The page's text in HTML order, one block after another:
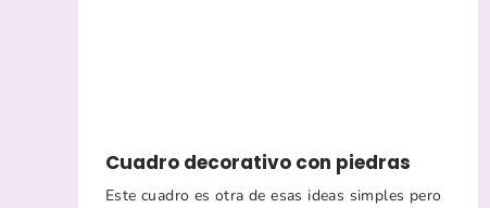
Cuadro decorativo con piedras
Este cuadro es otra de esas ideas simples pero